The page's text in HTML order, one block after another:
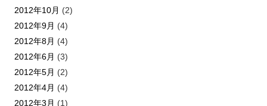
2012年10月 (2)
2012年9月 (4)
2012年8月 (4)
2012年6月 (3)
2012年5月 (2)
2012年4月 (4)
2012年3月 (1)